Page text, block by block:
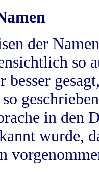
der
so
besser
in
wurde,